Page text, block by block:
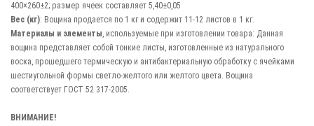
400×260±2; размер ячеек составляет 5,40±0,05
Вес (кг): Вощина продается по 1 кг и содержит 11-12 листов в 1 кг.
Материалы и элементы, используемые при изготовлении товара: Данная
вощина представляет собой тонкие листы, изготовленные из натурального
воска, прошедшего термическую и антибактериальную обработку с ячейками
шестиугольной формы светло-желтого или желтого цвета. Вощина
соответствует ГОСТ 52 317-2005.
ВНИМАНИЕ!